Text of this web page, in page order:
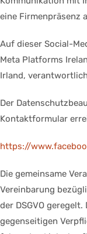
eine Firmenpräsenz
Auf dieser Social-
Meta Platforms
Irland,
Der
Kontaktformular
https://
Die gemeinsame
Vereinbarung
der DSGVO
gegenseitigen